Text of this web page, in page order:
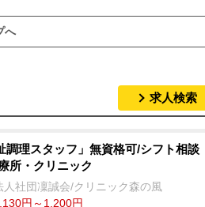
へ
求人検索
調理スタッフ」無資格可/シフト相談
所・クリニック
人社団凜誠会/クリニック森の風
円～1,200円